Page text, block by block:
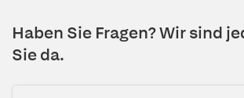
Haben Sie Fragen? Wir sind
Sie da.